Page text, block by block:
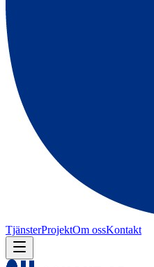
TjänsterProjektOm ossKontakt